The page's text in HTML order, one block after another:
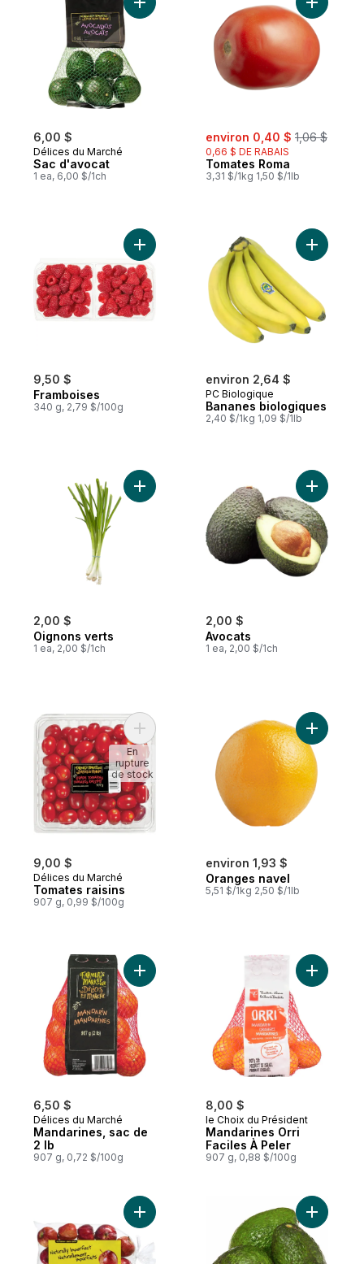
6,00 $
Délices du Marché
Sac d'avocat
1 ea, 6,00 $/1ch
Ajouter Sac d'avocat au panier
sale:
environ 0,40 $ , formerly:
1,06 $
0,66 $ DE RABAIS
Tomates Roma
3,31 $/1kg 1,50 $/1lb
Ajouter
9,50 $
Framboises
340 g, 2,79 $/100g
Ajouter Framboises au panier
environ 2,64 $
PC Biologique
Bananes biologiques
2,40 $/1kg 1,09 $/1lb
Ajouter
2,00 $
Oignons verts
1 ea, 2,00 $/1ch
Ajouter Oignons verts au panier
2,00 $
Avocats
1 ea, 2,00 $/1ch
Ajouter
9,00 $
Délices du Marché
Tomates raisins
907 g, 0,99 $/100g
Ajouter Tomates raisins au panier
En
rupture
de stock
environ 1,93 $
Oranges navel
5,51 $/1kg 2,50 $/1lb
Ajouter
6,50 $
Délices du Marché
Mandarines, sac de
2 lb
907 g, 0,72 $/100g
Ajouter Mandarines, sac de 2 lb au panier
8,00 $
le Choix du Président
Mandarines Orri
Faciles À Peler
907 g, 0,88 $/100g
Ajouter
Ajouter Pommes naturellement Ajouter